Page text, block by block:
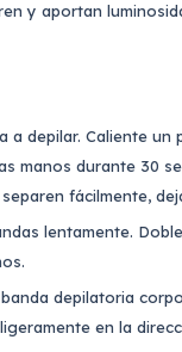
y aportan
a depilar. Caliente
manos durante 30
fácilmente,
lentamente.
depilatoria
en la